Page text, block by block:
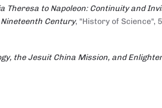
Theresa to Napoleon: Continuity and
Century, "History of Science",
the Jesuit China Mission, and